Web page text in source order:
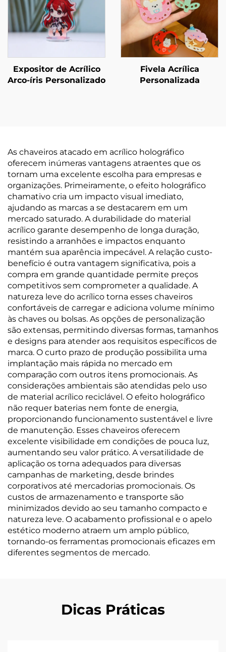
Expositor de Acrílico
Arco-íris Personalizado
Fivela Acrílica
Personalizada
As chaveiros atacado em acrílico holográfico
oferecem inúmeras vantagens atraentes que os
tornam uma excelente escolha para empresas e
organizações. Primeiramente, o efeito holográfico
chamativo cria um impacto visual imediato,
ajudando as marcas a se destacarem em um
mercado saturado. A durabilidade do material
acrílico garante desempenho de longa duração,
resistindo a arranhões e impactos enquanto
mantém sua aparência impecável. A relação custo-
benefício é outra vantagem significativa, pois a
compra em grande quantidade permite preços
competitivos sem comprometer a qualidade. A
natureza leve do acrílico torna esses chaveiros
confortáveis de carregar e adiciona volume mínimo
às chaves ou bolsas. As opções de personalização
são extensas, permitindo diversas formas, tamanhos
e designs para atender aos requisitos específicos de
marca. O curto prazo de produção possibilita uma
implantação mais rápida no mercado em
comparação com outros itens promocionais. As
considerações ambientais são atendidas pelo uso
de material acrílico reciclável. O efeito holográfico
não requer baterias nem fonte de energia,
proporcionando funcionamento sustentável e livre
de manutenção. Esses chaveiros oferecem
excelente visibilidade em condições de pouca luz,
aumentando seu valor prático. A versatilidade de
aplicação os torna adequados para diversas
campanhas de marketing, desde brindes
corporativos até mercadorias promocionais. Os
custos de armazenamento e transporte são
minimizados devido ao seu tamanho compacto e
natureza leve. O acabamento profissional e o apelo
estético moderno atraem um amplo público,
tornando-os ferramentas promocionais eficazes em
diferentes segmentos de mercado.
Dicas Práticas